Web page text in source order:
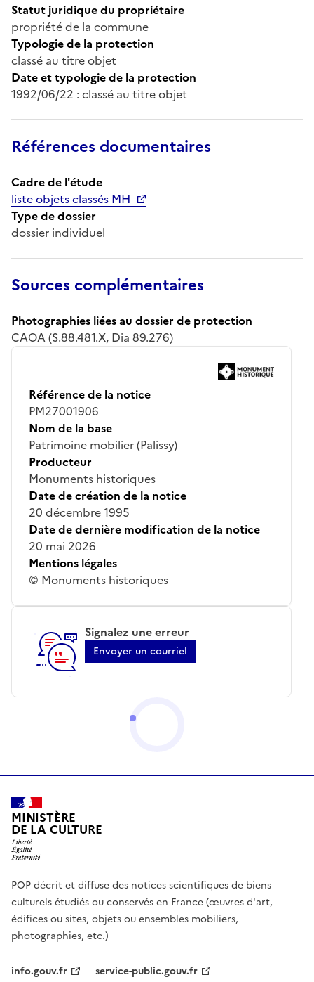
Statut juridique du propriétaire
propriété de la commune
Typologie de la protection
classé au titre objet
Date et typologie de la protection
1992/06/22 : classé au titre objet
Références documentaires
Cadre de l'étude
liste objets classés MH
Type de dossier
dossier individuel
Sources complémentaires
Photographies liées au dossier de protection
CAOA (S.88.481.X, Dia 89.276)
Référence de la notice
PM27001906
Nom de la base
Patrimoine mobilier (Palissy)
Producteur
Monuments historiques
Date de création de la notice
20 décembre 1995
Date de dernière modification de la notice
20 mai 2026
Mentions légales
© Monuments historiques
Signalez une erreur
Envoyer un courriel
MINISTÈRE
DE LA CULTURE
POP décrit et diffuse des notices scientifiques de biens
culturels étudiés ou conservés en France (œuvres d'art,
édifices ou sites, objets ou ensembles mobiliers,
photographies, etc.)
info.gouv.fr service-public.gouv.fr